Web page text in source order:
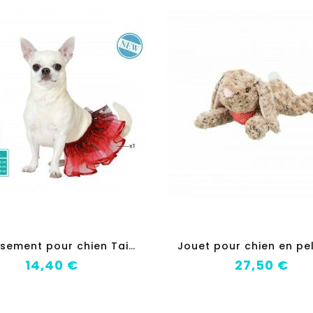
d
éguisement pour chien Taille L Tutu
Prix
14,40 €
Prix
27,50 €